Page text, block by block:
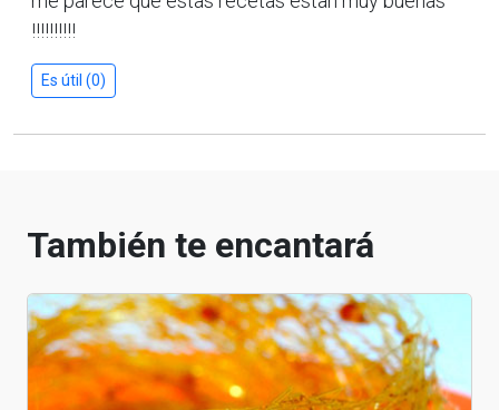
!!!!!!!!!!
Es útil (0)
También te encantará